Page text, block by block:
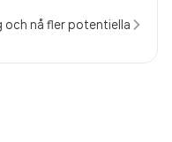
nå fler potentiella